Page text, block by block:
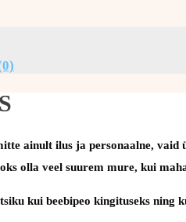
ainult ilus ja personaalne,
olla veel suurem mure, kui
kui beebipeo kingituseks ning